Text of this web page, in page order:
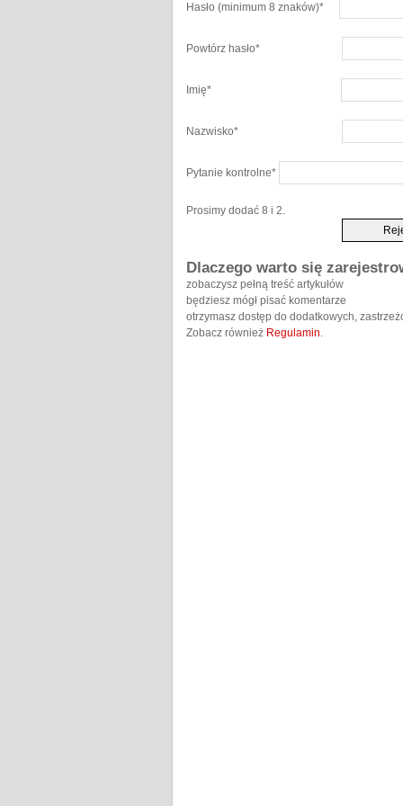
Hasło (minimum 8 znaków)*
Powtórz hasło*
Imię*
Nazwisko*
Pytanie kontrolne*
Prosimy dodać 8 i 2.
Dlaczego warto się
zobaczysz pełną treść artykułów
będziesz mógł pisać komentarze
otrzymasz dostęp do dodatkowych,
Zobacz również Regulamin.